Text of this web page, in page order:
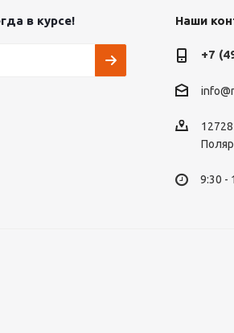
в курсе! Наши
+7
9:30 -